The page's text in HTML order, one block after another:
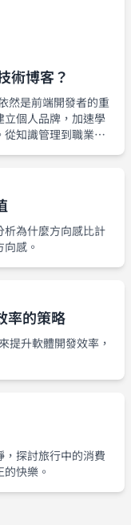
術博客？
然是前端開發者的重
個人品牌，加速學
知識管理到職業發
為什麼方向感比計
感。
率的策略
提升軟體開發效率，
探討旅行中的消費
快樂。